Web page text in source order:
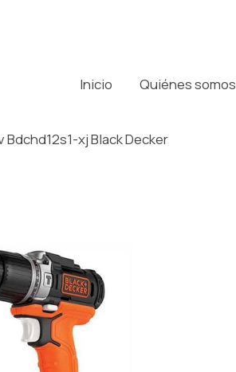
Inicio Quiénes somos
Bdchd12s1-xj Black Decker